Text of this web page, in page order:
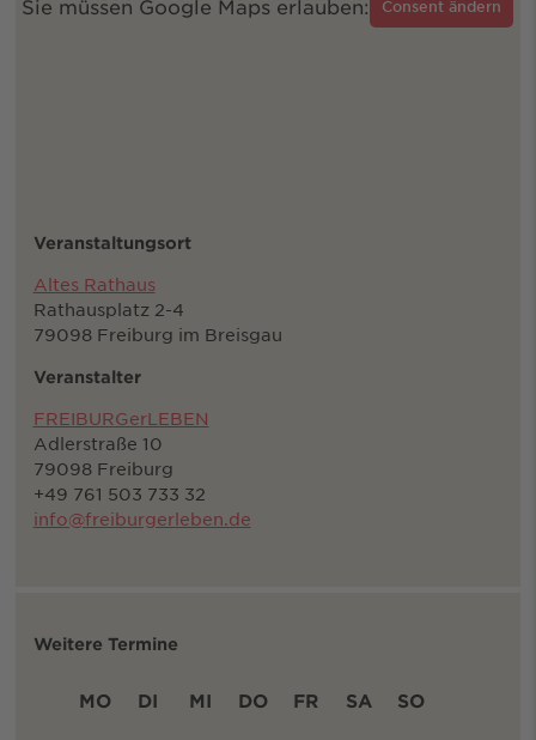
Sie müssen Google Maps erlauben: Consent ändern
Veranstaltungsort
Altes Rathaus
Rathausplatz 2-4
79098 Freiburg im Breisgau
Veranstalter
FREIBURGerLEBEN
Adlerstraße 10
79098 Freiburg
+49 761 503 733 32
info@freiburgerleben.de
Weitere Termine
MO DI MI DO FR SA SO